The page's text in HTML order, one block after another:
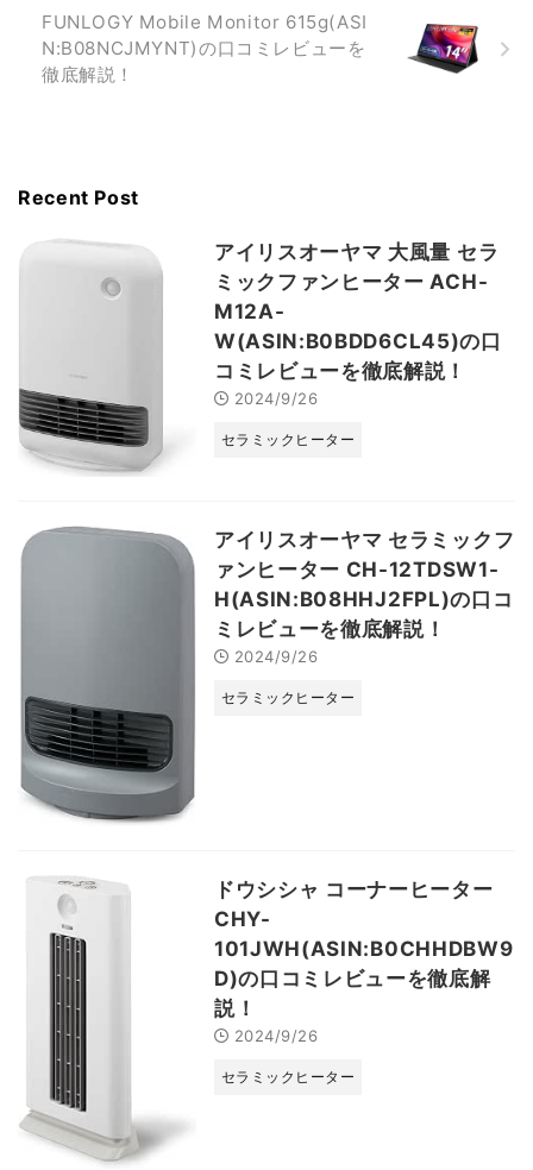
FUNLOGY Mobile Monitor 615g(ASI
N:B08NCJMYNT)の口コミレビューを
徹底解説！
Recent Post
アイリスオーヤマ 大風量 セラ
ミックファンヒーター ACH-
M12A-
W(ASIN:B0BDD6CL45)の口
コミレビューを徹底解説！
2024/9/26
セラミックヒーター
アイリスオーヤマ セラミックフ
ァンヒーター CH-12TDSW1-
H(ASIN:B08HHJ2FPL)の口コ
ミレビューを徹底解説！
2024/9/26
セラミックヒーター
ドウシシャ コーナーヒーター
CHY-
101JWH(ASIN:B0CHHDBW9
D)の口コミレビューを徹底解
説！
2024/9/26
セラミックヒーター